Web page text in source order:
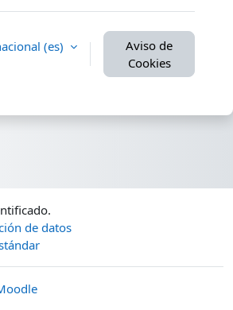
‎(es)‎
Aviso de
Cookies
de datos